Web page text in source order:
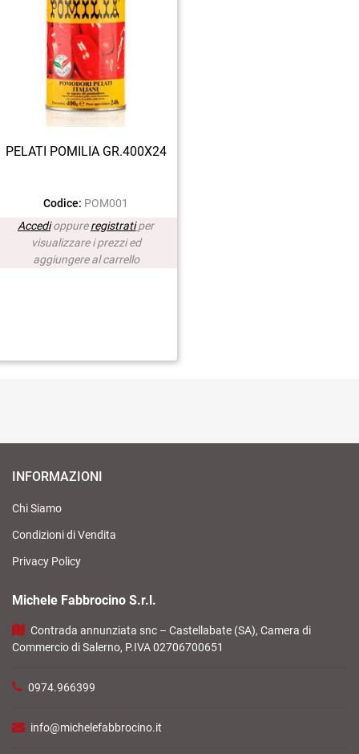
PELATI POMILIA GR.400X24
Codice: POM001
Accedioppureregistrati per
visualizzare i prezzi ed
aggiungere al carrello
INFORMAZIONI
Chi Siamo
Condizioni di Vendita
Privacy Policy
Michele Fabbrocino S.r.l.
Contrada annunziata snc – Castellabate (SA), Camera di
Commercio di Salerno, P.IVA 02706700651
0974.966399
info@michelefabbrocino.it